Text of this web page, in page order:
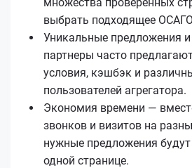
выбрать подходящее
Уникальные предложения
партнеры часто
условия, кэшбэк и
пользователей агрегатора.
Экономия времени —
звонков и визитов на
нужные предложения
одной странице.